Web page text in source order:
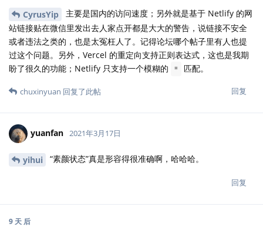
CyrusYip
主要是国内的访问速度；另外就是基于 Netlify 的网
站链接贴在微信里发出去人家点开都是大大的警告，说链接不安全
或者违法之类的，也是太冤枉人了。记得论坛哪个帖子里有人也提
过这个问题。另外，Vercel 的重定向支持正则表达式，这也是我期
盼了很久的功能；Netlify 只支持一个模糊的
* 匹配。
回复
chuxinyuan 回复了此帖
yuanfan 2021年3月17日
yihui “素颜状态”真是形容得很准确啊，哈哈哈。
回复
9 天 后